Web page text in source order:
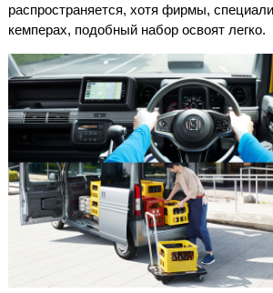
распространяется, хотя фирмы,
кемперах, подобный набор освоят легко.